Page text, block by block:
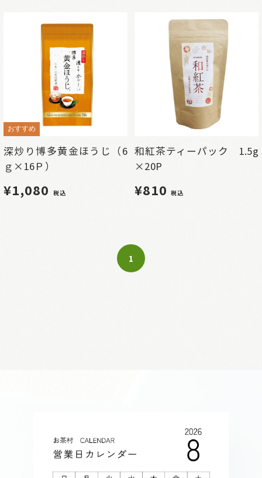
おすすめ
深炒り博多黄金ほうじ（6
ｇ×16Ｐ）
¥1,080 税込
和紅茶ティーパック 1.5g
×20P
¥810税込
1